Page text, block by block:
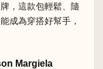
，這款包輕鬆、隨
成為穿搭好幫手，
Margiela